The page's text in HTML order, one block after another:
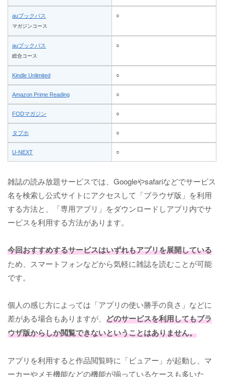
auブックパス
マガジンコース
○
auブックパス
総合コース
○
Kindle Unlimited ○
Amazon Prime Reading ○
FODマガジン ○
タブホ ○
U-NEXT ○
雑誌の読み放題サービスでは、Googleやsafariなどでサービス
名を検索し公式サイトにアクセスして「ブラウザ版」を利用
する方法と、「専用アプリ」をダウンロードしアプリ内でサ
ービスを利用する方法があります。
今回おすすめするサービスはいずれもアプリを展開している
ため、スマートフォンなどから気軽に雑誌を読むことが可能
です。
個人の感じ方によっては「アプリの使い勝手の良さ」などに
差がある場合もありますが、 どのサービスを利用してもブラ
ウザ版からしか閲覧できないということはありません。
アプリを利用すると作品閲覧時に「ビュアー」が起動し、マ
ーカーやメモ機能などの機能が揃っているケースも多いた